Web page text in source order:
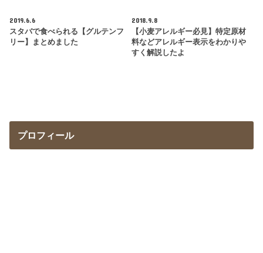
2019.6.6
スタバで食べられる【グルテンフ
リー】まとめました
2018.9.8
【小麦アレルギー必見】特定原材
料などアレルギー表示をわかりや
すく解説したよ
プロフィール